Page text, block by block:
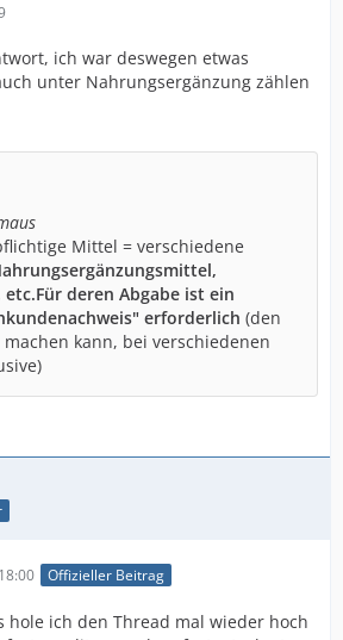
ich war deswegen etwas
unter Nahrungsergänzung zählen
Mittel = verschiedene
deren Abgabe ist ein
erforderlich (den
kann, bei verschiedenen
Offizieller Beitrag
hole ich den Thread mal wieder hoch